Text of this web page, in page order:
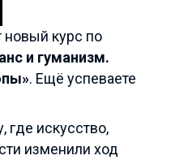
новый курс по
и гуманизм.
. Ещё успеваете
где искусство,
изменили ход